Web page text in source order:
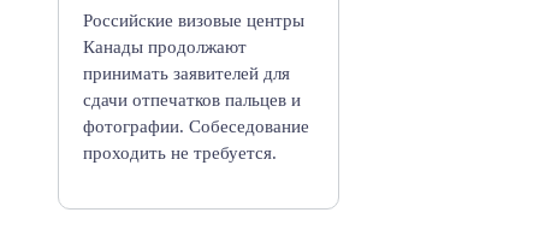
Российские визовые центры
Канады продолжают
принимать заявителей для
сдачи отпечатков пальцев и
фотографии. Собеседование
проходить не требуется.